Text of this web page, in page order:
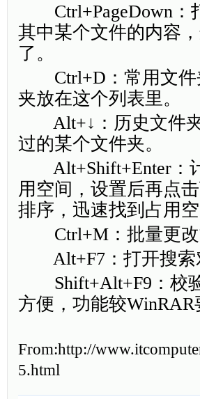
Ctrl+PageDown：
其中某个文件的内容
了。
Ctrl+D：常用文件
夹放在这个列表里。
Alt+↓：历史文件夹
过的某个文件夹。
Alt+Shift+Enter：
用空间，设置后再点
排序，迅速找到占用
Ctrl+M：批量更改
Alt+F7：打开搜索
Shift+Alt+F9：校验
方便，功能较WinRAR
From:http://
5.html